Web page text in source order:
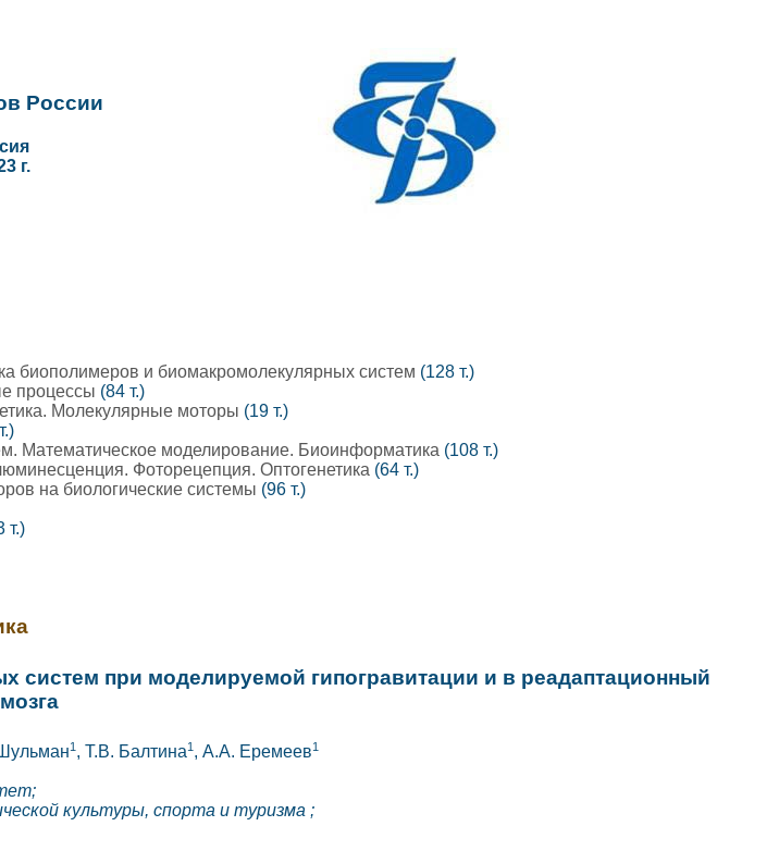
России
г.
биополимеров и биомакромолекулярных систем (128 т.)
процессы (84 т.)
Молекулярные моторы (19 т.)
Математическое моделирование. Биоинформатика (108 т.)
Фоторецепция. Оптогенетика (64 т.)
на биологические системы (96 т.)
т.)
систем при моделируемой гипогравитации и в реадаптационный
1 , Т.В. Балтина1 , А.А. Еремеев1
культуры, спорта и туризма ;